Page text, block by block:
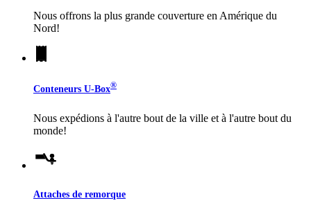
Nous offrons la plus grande couverture en Amérique du
Nord!
Conteneurs U-Box®
Nous expédions à l'autre bout de la ville et à l'autre bout du
monde!
Attaches de remorque